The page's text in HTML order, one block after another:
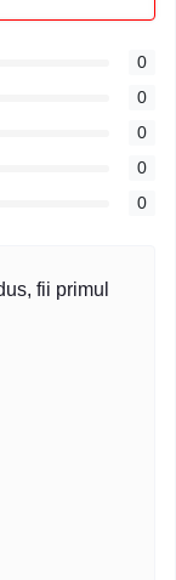
0
0
0
0
0
fii primul